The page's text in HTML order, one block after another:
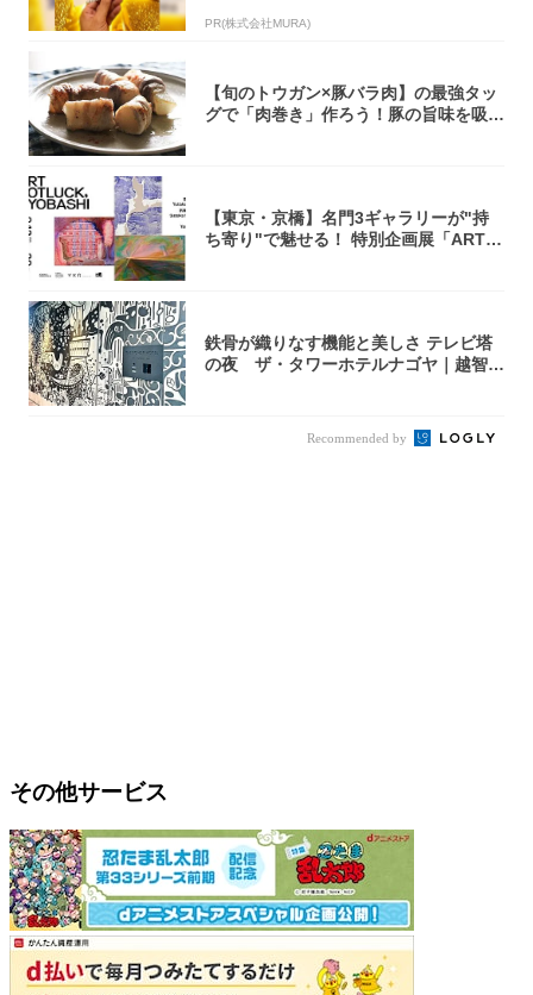
PR(株式会社MURA)
【旬のトウガン×豚バラ肉】の最強タッ
グで「肉巻き」作ろう！豚の旨味を吸い
【東京・京橋】名門3ギャラリーが"持
ち寄り"で魅せる！ 特別企画展「ART P
鉄骨が織りなす機能と美しさ テレビ塔
の夜 ザ・タワーホテルナゴヤ｜越智月
Recommended by
その他サービス